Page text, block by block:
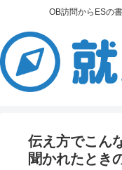
OB訪問からESの
伝え方でこん
聞かれたとき